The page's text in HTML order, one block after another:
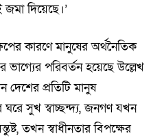
দিয়েছে।’
কারণে মানুষের অর্থনৈতিক
ভাগ্যের পরিবর্তন হয়েছে উল্লেখ
দেশের প্রতিটি মানুষ
ঘরে সুখ স্বাচ্ছন্দ্য, জনগণ যখন
তখন স্বাধীনতার বিপক্ষের